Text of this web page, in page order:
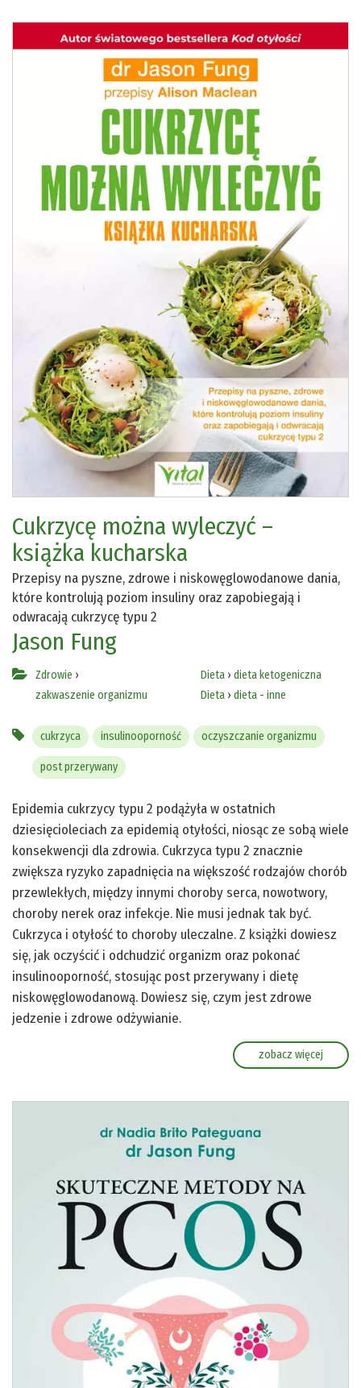
Cukrzycę można wyleczyć –
książka kucharska
Przepisy na pyszne, zdrowe i niskowęglowodanowe dania,
które kontrolują poziom insuliny oraz zapobiegają i
odwracają cukrzycę typu 2
Jason Fung
Zdrowie ›
zakwaszenie organizmu
Dieta› dieta ketogeniczna
Dieta› dieta - inne
cukrzyca insulinooporność oczyszczanie organizmu
post przerywany
Epidemia cukrzycy typu 2 podążyła w ostatnich
dziesięcioleciach za epidemią otyłości, niosąc ze sobą wiele
konsekwencji dla zdrowia. Cukrzyca typu 2 znacznie
zwiększa ryzyko zapadnięcia na większość rodzajów chorób
przewlekłych, między innymi choroby serca, nowotwory,
choroby nerek oraz infekcje. Nie musi jednak tak być.
Cukrzyca i otyłość to choroby uleczalne. Z książki dowiesz
się, jak oczyścić i odchudzić organizm oraz pokonać
insulinooporność, stosując post przerywany i dietę
niskowęglowodanową. Dowiesz się, czym jest zdrowe
jedzenie i zdrowe odżywianie.
zobacz więcej